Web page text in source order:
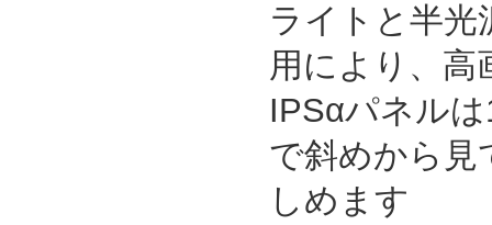
ライトと半光
用により、高
IPSαパネル
で斜めから見
しめます